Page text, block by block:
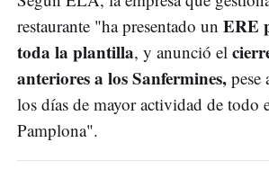
restaurante "ha presentado un ERE
toda la plantilla, y anunció el
anteriores a los Sanfermines, pese
los días de mayor actividad de todo
Pamplona".